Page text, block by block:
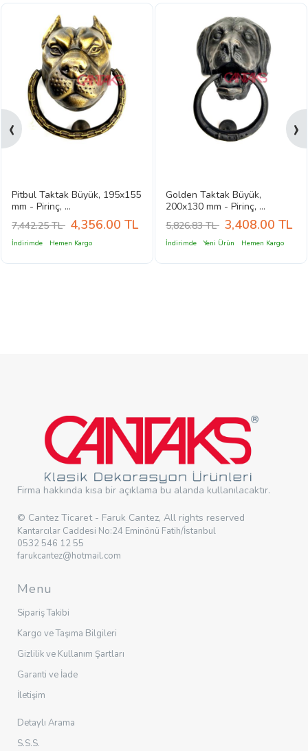
Pitbul Taktak Büyük, 195x155
mm - Pirinç, ...
7,442.25 TL 4,356.00 TL
İndirimde Hemen Kargo
Golden Taktak Büyük,
200x130 mm - Pirinç, ...
5,826.83 TL 3,408.00 TL
İndirimde Yeni Ürün Hemen Kargo
‹ ›
Firma hakkında kısa bir açıklama bu alanda kullanılacaktır.
© Cantez Ticaret - Faruk Cantez, All rights reserved
Kantarcılar Caddesi No:24 Eminönü Fatih/İstanbul
0532 546 12 55
farukcantez@hotmail.com
Menu
Sipariş Takibi
Kargo ve Taşıma Bilgileri
Gizlilik ve Kullanım Şartları
Garanti ve İade
İletişim
Detaylı Arama
S.S.S.